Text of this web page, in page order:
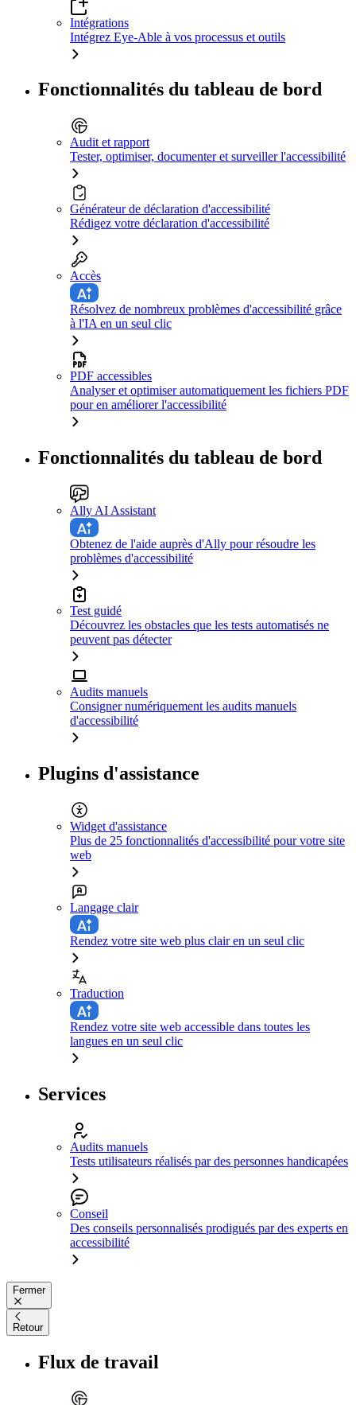
Intégrations
Intégrez Eye-Able à vos processus et outils
Fonctionnalités du tableau de bord
Audit et rapport
Tester, optimiser, documenter et surveiller l'accessibilité
Générateur de déclaration d'accessibilité
Rédigez votre déclaration d'accessibilité
Accès
Résolvez de nombreux problèmes d'accessibilité grâce
à l'IA en un seul clic
PDF accessibles
Analyser et optimiser automatiquement les fichiers PDF
pour en améliorer l'accessibilité
Fonctionnalités du tableau de bord
Ally AI Assistant
Obtenez de l'aide auprès d'Ally pour résoudre les
problèmes d'accessibilité
Test guidé
Découvrez les obstacles que les tests automatisés ne
peuvent pas détecter
Audits manuels
Consigner numériquement les audits manuels
d'accessibilité
Plugins d'assistance
Widget d'assistance
Plus de 25 fonctionnalités d'accessibilité pour votre site
web
Langage clair
Rendez votre site web plus clair en un seul clic
Traduction
Rendez votre site web accessible dans toutes les
langues en un seul clic
Services
Audits manuels
Tests utilisateurs réalisés par des personnes handicapées
Conseil
Des conseils personnalisés prodigués par des experts en
accessibilité
Fermer
Retour
Flux de travail